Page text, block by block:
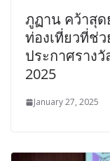
ภูฏาน คว้าสุ
ท่องเที่ยวที่ช่
ประกาศรางวั
2025
January 27, 2025